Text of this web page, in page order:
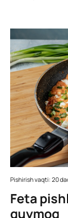
Pishirish vaqti: 20
Feta
quymoq